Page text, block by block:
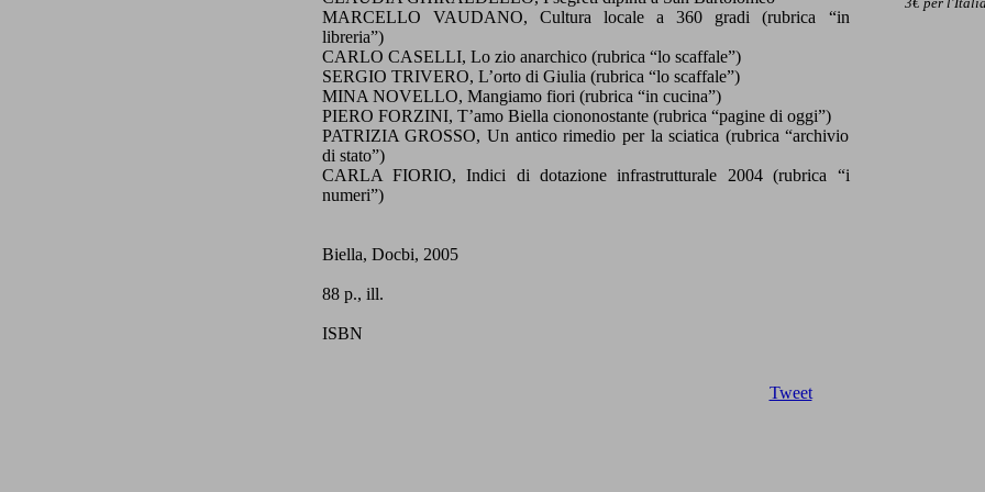
MARCELLO VAUDANO, Cultura locale a 360 gradi (rubrica “in
libreria”)
CARLO CASELLI, Lo zio anarchico (rubrica “lo scaffale”)
SERGIO TRIVERO, L’orto di Giulia (rubrica “lo scaffale”)
MINA NOVELLO, Mangiamo fiori (rubrica “in cucina”)
PIERO FORZINI, T’amo Biella ciononostante (rubrica “pagine di oggi”)
PATRIZIA GROSSO, Un antico rimedio per la sciatica (rubrica “archivio
di stato”)
CARLA FIORIO, Indici di dotazione infrastrutturale 2004 (rubrica “i
numeri”)
Biella, Docbi, 2005
88 p., ill.
ISBN
Tweet